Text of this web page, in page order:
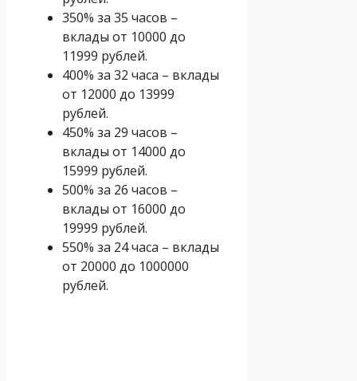
350% за 35 часов –
вклады от 10000 до
11999 рублей.
400% за 32 часа – вклады
от 12000 до 13999
рублей.
450% за 29 часов –
вклады от 14000 до
15999 рублей.
500% за 26 часов –
вклады от 16000 до
19999 рублей.
550% за 24 часа – вклады
от 20000 до 1000000
рублей.